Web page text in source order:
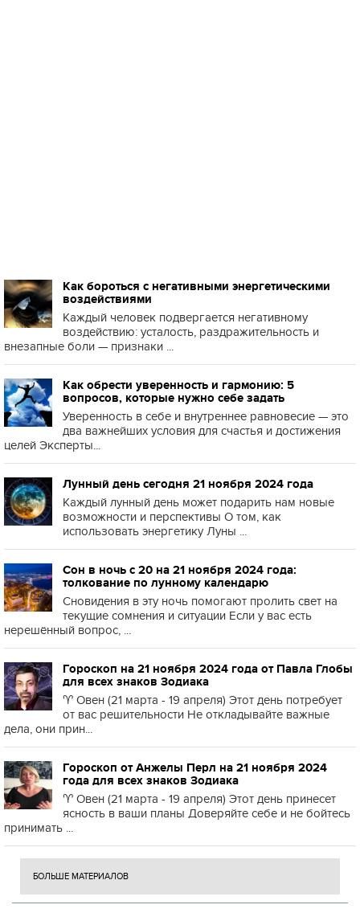
Как бороться с негативными энергетическими
воздействиями
Каждый человек подвергается негативному
воздействию: усталость, раздражительность и
внезапные боли — признаки ...
Как обрести уверенность и гармонию: 5
вопросов, которые нужно себе задать
Уверенность в себе и внутреннее равновесие — это
два важнейших условия для счастья и достижения
целей Эксперты...
Лунный день сегодня 21 ноября 2024 года
Каждый лунный день может подарить нам новые
возможности и перспективы О том, как
использовать энергетику Луны ...
Сон в ночь с 20 на 21 ноября 2024 года:
толкование по лунному календарю
Сновидения в эту ночь помогают пролить свет на
текущие сомнения и ситуации Если у вас есть
нерешённый вопрос, ...
Гороскоп на 21 ноября 2024 года от Павла Глобы
для всех знаков Зодиака
♈️ Овен (21 марта - 19 апреля) Этот день потребует
от вас решительности Не откладывайте важные
дела, они прин...
Гороскоп от Анжелы Перл на 21 ноября 2024
года для всех знаков Зодиака
♈️ Овен (21 марта - 19 апреля) Этот день принесет
ясность в ваши планы Доверяйте себе и не бойтесь
принимать ...
БОЛЬШЕ МАТЕРИАЛОВ